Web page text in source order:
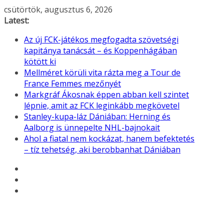
Skip
to
csütörtök, augusztus 6, 2026
Latest:
Az új FCK-játékos megfogadta szövetségi
kapitánya tanácsát – és Koppenhágában
kötött ki
Mellméret körüli vita rázta meg a Tour de
France Femmes mezőnyét
Markgráf Ákosnak éppen abban kell szintet
lépnie, amit az FCK leginkább megkövetel
Stanley-kupa-láz Dániában: Herning és
Aalborg is ünnepelte NHL-bajnokait
Ahol a fiatal nem kockázat, hanem befektetés
– tíz tehetség, aki berobbanhat Dániában